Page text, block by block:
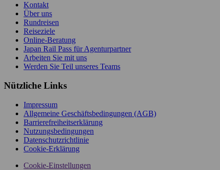
Kontakt
Über uns
Rundreisen
Reiseziele
Online-Beratung
Japan Rail Pass für Agenturpartner
Arbeiten Sie mit uns
Werden Sie Teil unseres Teams
Nützliche Links
Impressum
Allgemeine Geschäftsbedingungen (AGB)
Barrierefreiheitserklärung
Nutzungsbedingungen
Datenschutzrichtlinie
Cookie-Erklärung
Cookie-Einstellungen